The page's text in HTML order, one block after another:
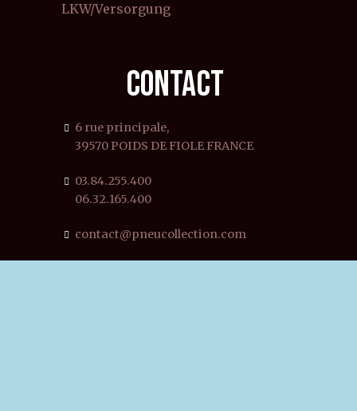
LKW/Versorgung
CONTACT
6 rue principale,
39570 POIDS DE FIOLE FRANCE
03.84.255.400
06.32.165.400
contact@pneucollection.com